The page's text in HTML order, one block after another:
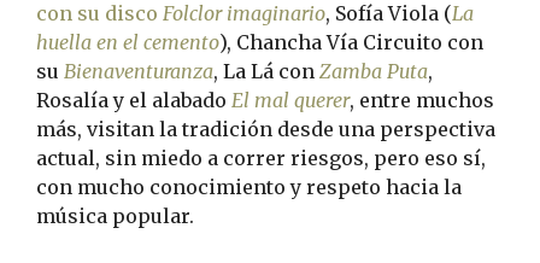
con su disco Folclor imaginario, Sofía Viola (La
huella en el cemento), Chancha Vía Circuito con
su Bienaventuranza, La Lá con Zamba Puta,
Rosalía y el alabado El mal querer, entre muchos
más, visitan la tradición desde una perspectiva
actual, sin miedo a correr riesgos, pero eso sí,
con mucho conocimiento y respeto hacia la
música popular.